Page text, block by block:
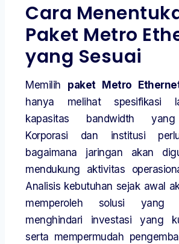
Cara
Paket Metro
yang Sesuai
Memilih paket Metro
hanya melihat spesifikasi
kapasitas bandwidth yang
Korporasi dan institusi
bagaimana jaringan akan
mendukung aktivitas
Analisis kebutuhan sejak awal
memperoleh solusi yang
menghindari investasi yang
serta mempermudah